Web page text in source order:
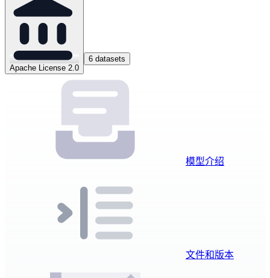
Apache License 2.0
6 datasets
模型介绍
文件和版本